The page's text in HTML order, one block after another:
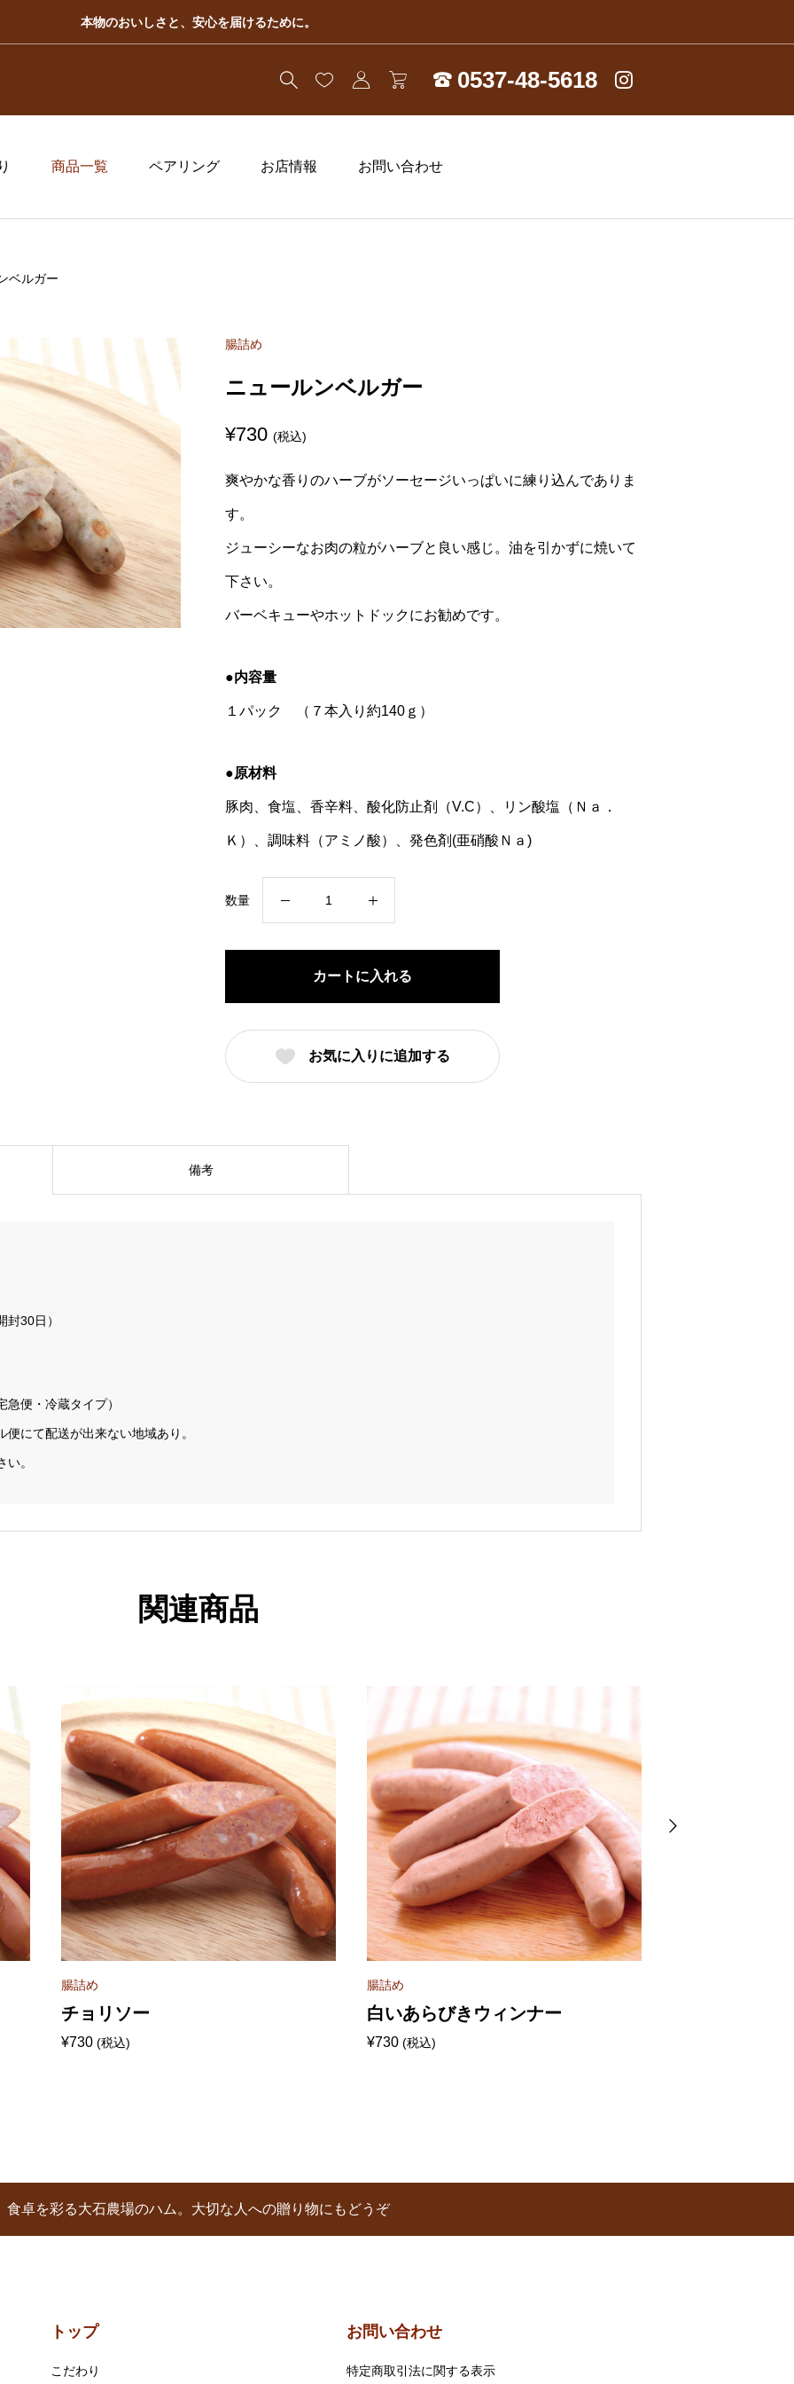
本物のおいしさと、安心を届けるために。
商品一覧 ペアリング お店情報 お問い合わせ
ベルガー
腸詰め
ニュールンベルガー
¥730 (税込)
爽やかな香りのハーブがソーセージいっぱいに練り込んでありま
す。
ジューシーなお肉の粒がハーブと良い感じ。油を引かずに焼いて
下さい。
バーベキューやホットドックにお勧めです。
●内容量
１パック （７本入り約140ｇ）
●原材料
豚肉、食塩、香辛料、酸化防止剤（V.C）、リン酸塩（Ｎａ．
Ｋ）、調味料（アミノ酸）、発色剤(亜硝酸Ｎａ)
数量
ガ
カートに入れる
お気に入りに追加する
備考
30日）
便・冷蔵タイプ）
にて配送が出来ない地域あり。
。
関連商品
腸詰め
チョリソー
¥730 (税込)
腸詰め
白いあらびきウィンナー
¥730 (税込)
食卓を彩る大石農場のハム。大切な人への贈り物にもどうぞ
トップ
こだわり
お問い合わせ
特定商取引法に関する表示